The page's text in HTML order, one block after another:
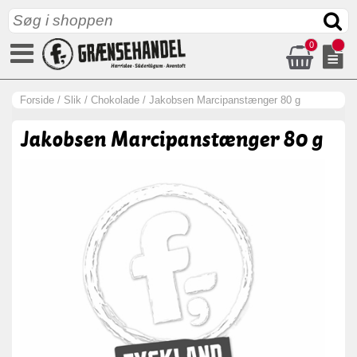
0
Forside / Slik / Chokolade / Jakobsen Marcipanstænger 80 g
Jakobsen Marcipanstænger 80 g